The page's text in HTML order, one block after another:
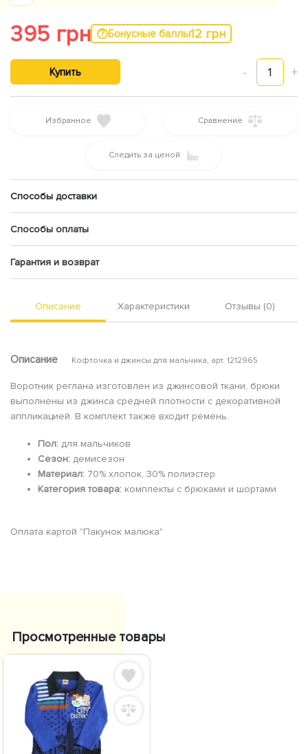
395 грн Бонусные баллы12 грн
- 1 +
Купить
Избранное Сравнение
Следить за ценой
Способы доставки
Способы оплаты
Гарантия и возврат
Описание Характеристики Отзывы (0)
Описание Кофточка и джинсы для мальчика, арт. 1212965
Воротник реглана изготовлен из джинсовой ткани, брюки
выполнены из джинса средней плотности с декоративной
аппликацией. В комплект также входит ремень.
Пол: для мальчиков
Сезон: демисезон
Материал: 70% хлопок, 30% полиэстер
Категория товара: комплекты с брюками и шортами
Оплата картой "Пакунок малюка"
Просмотренные товары